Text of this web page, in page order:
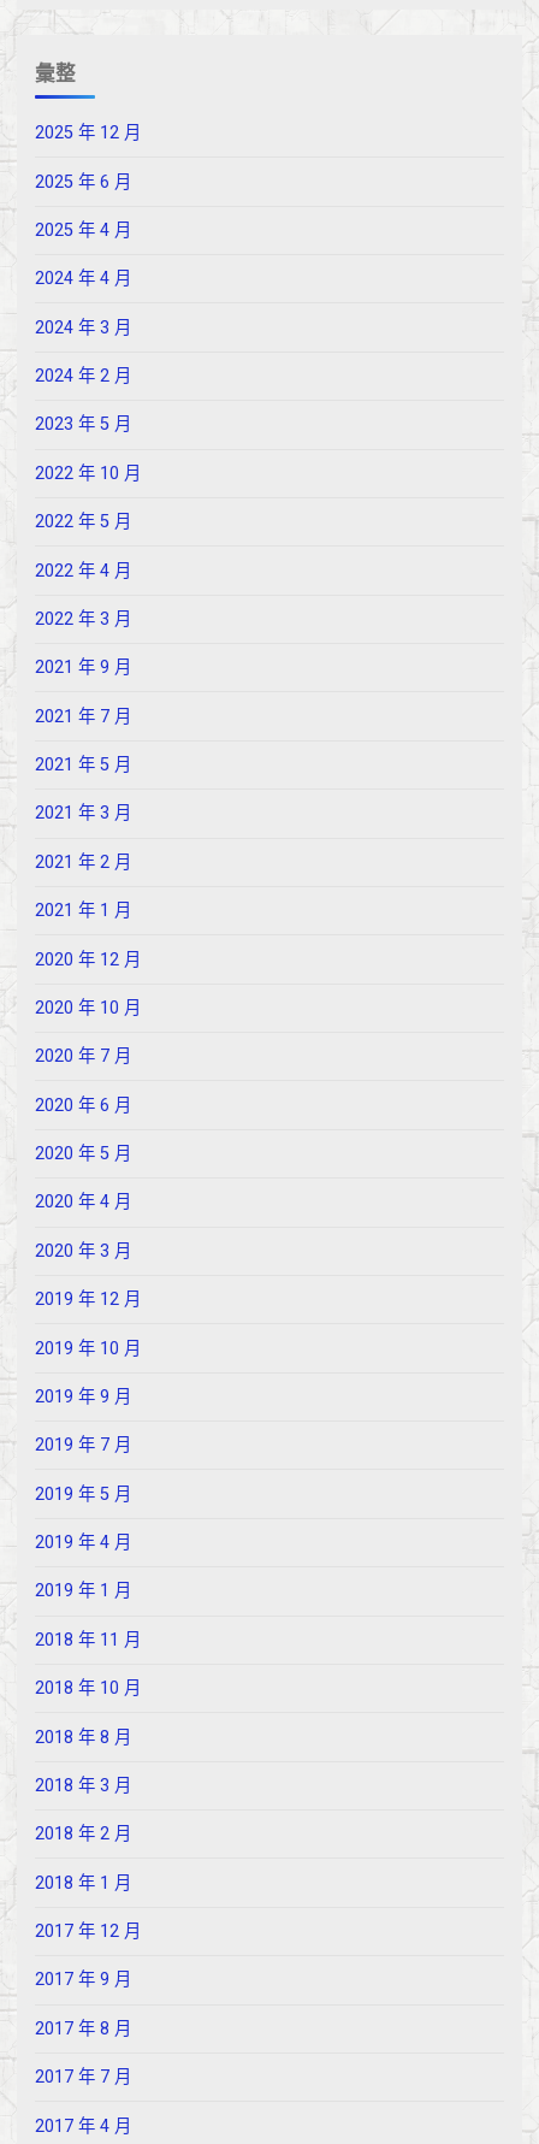
彙整
2025 年 12 月
2025 年 6 月
2025 年 4 月
2024 年 4 月
2024 年 3 月
2024 年 2 月
2023 年 5 月
2022 年 10 月
2022 年 5 月
2022 年 4 月
2022 年 3 月
2021 年 9 月
2021 年 7 月
2021 年 5 月
2021 年 3 月
2021 年 2 月
2021 年 1 月
2020 年 12 月
2020 年 10 月
2020 年 7 月
2020 年 6 月
2020 年 5 月
2020 年 4 月
2020 年 3 月
2019 年 12 月
2019 年 10 月
2019 年 9 月
2019 年 7 月
2019 年 5 月
2019 年 4 月
2019 年 1 月
2018 年 11 月
2018 年 10 月
2018 年 8 月
2018 年 3 月
2018 年 2 月
2018 年 1 月
2017 年 12 月
2017 年 9 月
2017 年 8 月
2017 年 7 月
2017 年 4 月